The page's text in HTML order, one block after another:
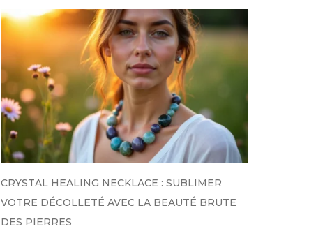
CRYSTAL HEALING NECKLACE : SUBLIMER
VOTRE DÉCOLLETÉ AVEC LA BEAUTÉ BRUTE
DES PIERRES